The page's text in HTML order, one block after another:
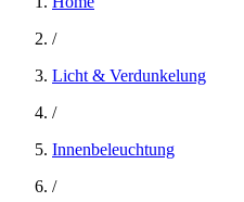
/
Licht & Verdunkelung
/
Innenbeleuchtung
/